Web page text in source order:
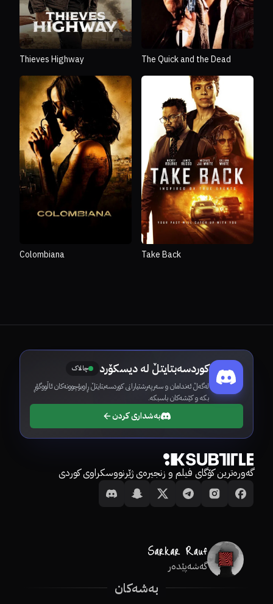
Thieves Highway The Quick and the Dead
Colombiana Take Back
کوردسەبتایتڵ لە دیسکۆرد چالاک
لەگەڵ ئەندامان و سەرپەرشتیارانی کوردسەبتایتڵ ڕاوبۆچوونەکان ئاڵووگۆڕ
بکە و کێشەکان باسبکە.
بەشداری کردن
گەورەترین کۆگای فیلم و زنجیرەی ژێرنووسکراوی کوردی
گەشەپێدەر
بەشەکان